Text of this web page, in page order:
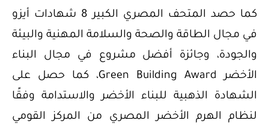
كما حصد المتحف المصري الكبير 8 شهادات أيزو
في مجال الطاقة والصحة والسلامة المهنية والبيئة
والجودة، وجائزة أفضل مشروع في مجال البناء
الأخضر Green Building Award، كما حصل على
الشهادة الذهبية للبناء الأخضر والاستدامة وفقًا
لنظام الهرم الأخضر المصري من المركز القومي